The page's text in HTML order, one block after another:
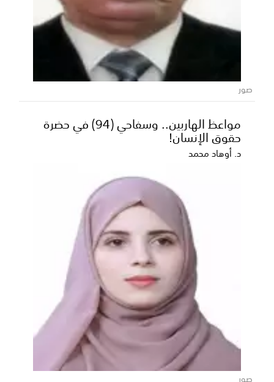
صور
مواعظ الهاربين.. وسفاحي (94) في حضرة
حقوق الإنسان!
د. أوهاد محمد